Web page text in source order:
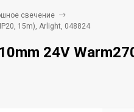
свечение
15m), Arlight, 048824
24V